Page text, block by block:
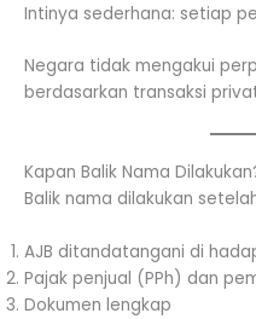
Intinya sederhana: setiap
Negara tidak mengakui
berdasarkan transaksi
Kapan Balik Nama
Balik nama dilakukan
AJB ditandatangani di
Pajak penjual (PPh) dan
Dokumen lengkap